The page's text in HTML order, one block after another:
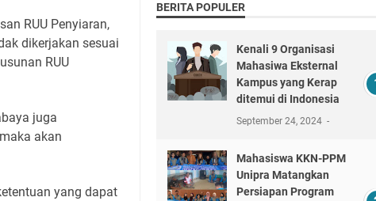
RUU Penyiaran,
dikerjakan sesuai
RUU
juga
akan
yang dapat
BERITA POPULER
Kenali 9 Organisasi
Mahasiwa Eksternal
Kampus yang Kerap
ditemui di Indonesia
September 24, 2024
Mahasiswa KKN-PPM
Unipra Matangkan
Persiapan Program